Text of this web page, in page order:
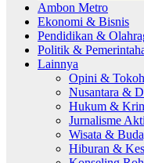
Ambon Metro
Ekonomi & Bisnis
Pendidikan &
Politik &
Lainnya
Opini &
Nusantara &
Hukum &
Jurnalisme
Wisata &
Hiburan &